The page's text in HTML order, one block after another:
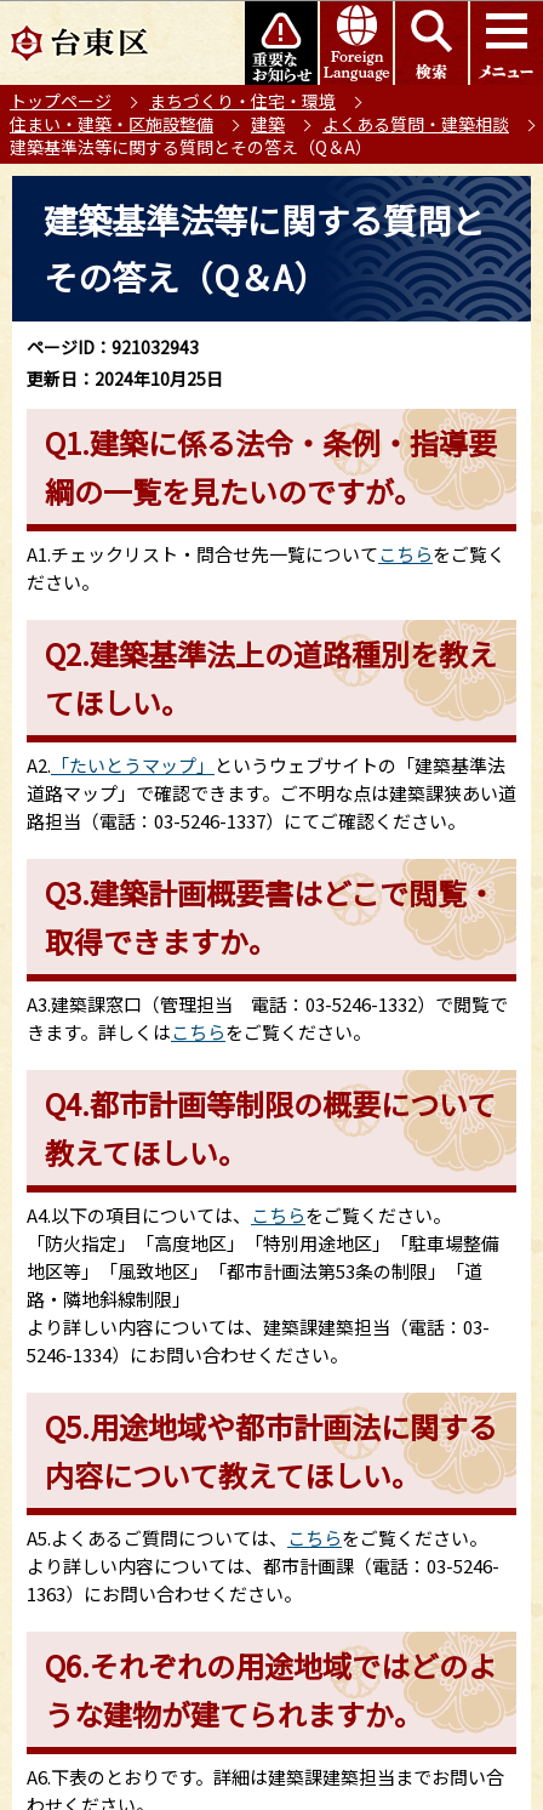
の
ー
ジ
の
このページの本文へ移動
トップページ
まちづくり・住宅・環境
住まい・建築・区施設整備
建築
よくある質問・建築相談
建築基準法等に関する質問とその答え（Q＆A）
ら
建築基準法等に関する質問と
その答え（Q＆A）
ページID：921032943
更新日：2024年10月25日
Q1.建築に係る法令・条例・指導要
綱の一覧を見たいのですが。
A1.チェックリスト・問合せ先一覧についてこちらをご覧く
ださい。
Q2.建築基準法上の道路種別を教え
てほしい。
A2. 「たいとうマップ」 というウェブサイトの「建築基準法
道路マップ」で確認できます。ご不明な点は建築課狭あい道
路担当（電話：03-5246-1337）にてご確認ください。
Q3.建築計画概要書はどこで閲覧・
取得できますか。
A3.建築課窓口（管理担当 電話：03-5246-1332）で閲覧で
きます。詳しくはこちらをご覧ください。
Q4.都市計画等制限の概要について
教えてほしい。
A4.以下の項目については、 こちらをご覧ください。
「防火指定」「高度地区」「特別用途地区」「駐車場整備
地区等」「風致地区」「都市計画法第53条の制限」「道
路・隣地斜線制限」
より詳しい内容については、建築課建築担当（電話：03-
5246-1334）にお問い合わせください。
Q5.用途地域や都市計画法に関する
内容について教えてほしい。
A5.よくあるご質問については、 こちらをご覧ください。
より詳しい内容については、都市計画課（電話：03-5246-
1363）にお問い合わせください。
Q6.それぞれの用途地域ではどのよ
うな建物が建てられますか。
A6.下表のとおりです。詳細は建築課建築担当までお問い合
わせください。